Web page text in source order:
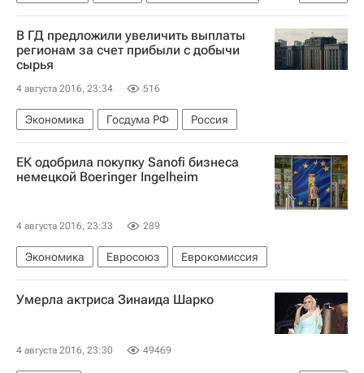
Россия
Тимофей Мозгов
В ГД предложили увеличить выплаты
регионам за счет прибыли с добычи
сырья
4 августа 2016, 23:34 516
Экономика Госдума РФ Россия
ЕК одобрила покупку Sanofi бизнеса
немецкой Boeringer Ingelheim
4 августа 2016, 23:33 289
Экономика Евросоюз Еврокомиссия
Умерла актриса Зинаида Шарко
4 августа 2016, 23:30 49469